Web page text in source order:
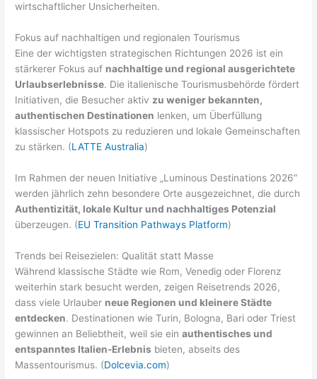
wirtschaftlicher Unsicherheiten.
Fokus auf nachhaltigen und regionalen Tourismus
Eine der wichtigsten strategischen Richtungen 2026 ist ein
stärkerer Fokus auf nachhaltige und regional ausgerichtete
Urlaubserlebnisse. Die italienische Tourismusbehörde fördert
Initiativen, die Besucher aktiv zu weniger bekannten,
authentischen Destinationen lenken, um Überfüllung
klassischer Hotspots zu reduzieren und lokale Gemeinschaften
zu stärken. (LATTE Australia)
Im Rahmen der neuen Initiative „Luminous Destinations 2026“
werden jährlich zehn besondere Orte ausgezeichnet, die durch
Authentizität, lokale Kultur und nachhaltiges Potenzial
überzeugen. (EU Transition Pathways Platform)
Trends bei Reisezielen: Qualität statt Masse
Während klassische Städte wie Rom, Venedig oder Florenz
weiterhin stark besucht werden, zeigen Reisetrends 2026,
dass viele Urlauber neue Regionen und kleinere Städte
entdecken. Destinationen wie Turin, Bologna, Bari oder Triest
gewinnen an Beliebtheit, weil sie einauthentisches und
entspanntes Italien-Erlebnis bieten, abseits des
Massentourismus. (Dolcevia.com)